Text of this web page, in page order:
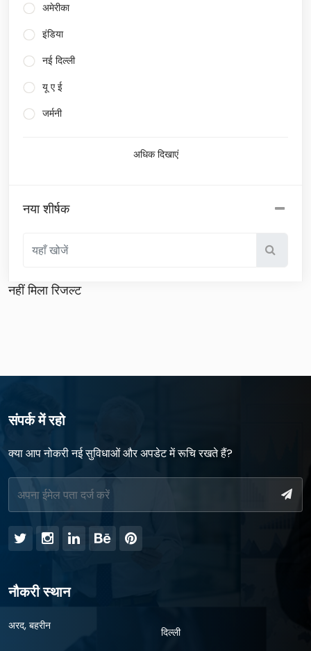
अमेरीका
इंडिया
नई दिल्ली
यू ए ई
जर्मनी
अधिक दिखाएं
नया शीर्षक
नहीं मिला रिजल्ट
संपर्क में रहो
क्या आप नोकरी नई सुविधाओं और अपडेट में रूचि रखते हैं?
नौकरी स्थान
अरद, बहरीन दिल्ली